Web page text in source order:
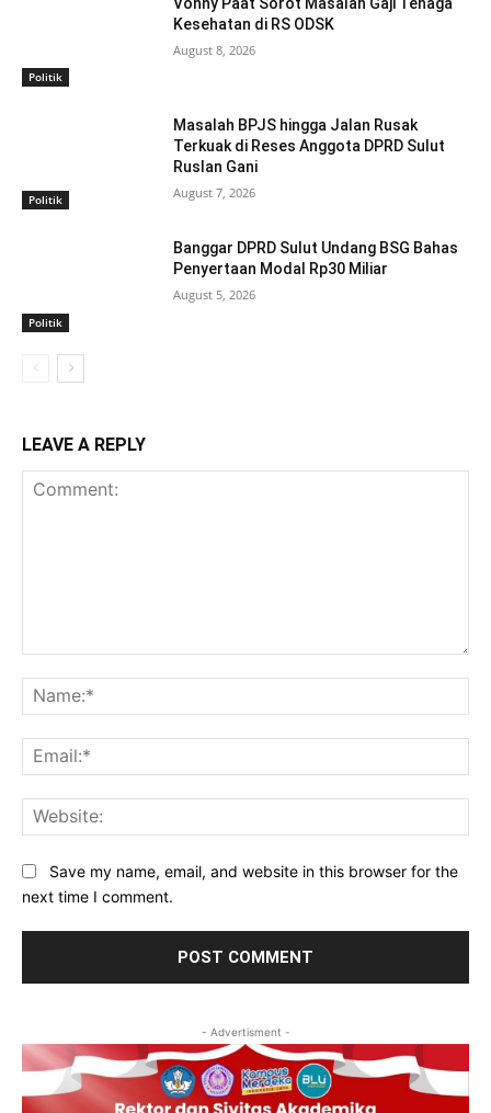
Politik
Kesehatan di RS ODSK
August 8, 2026
Politik
Masalah BPJS hingga Jalan Rusak
Terkuak di Reses Anggota DPRD Sulut
Ruslan Gani
August 7, 2026
Politik
Banggar DPRD Sulut Undang BSG Bahas
Penyertaan Modal Rp30 Miliar
August 5, 2026
LEAVE A REPLY
Save my name, email, and website in this browser for the
next time I comment.
- Advertisment -